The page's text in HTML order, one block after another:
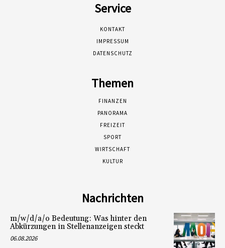
Service
KONTAKT
IMPRESSUM
DATENSCHUTZ
Themen
FINANZEN
PANORAMA
FREIZEIT
SPORT
WIRTSCHAFT
KULTUR
Nachrichten
m/w/d/a/o Bedeutung: Was hinter den
Abkürzungen in Stellenanzeigen steckt
06.08.2026